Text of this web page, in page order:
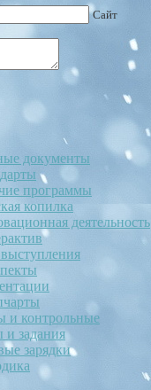
Сайт
документы
программы
копилка
деятельность
и контрольные
и задания
зарядки